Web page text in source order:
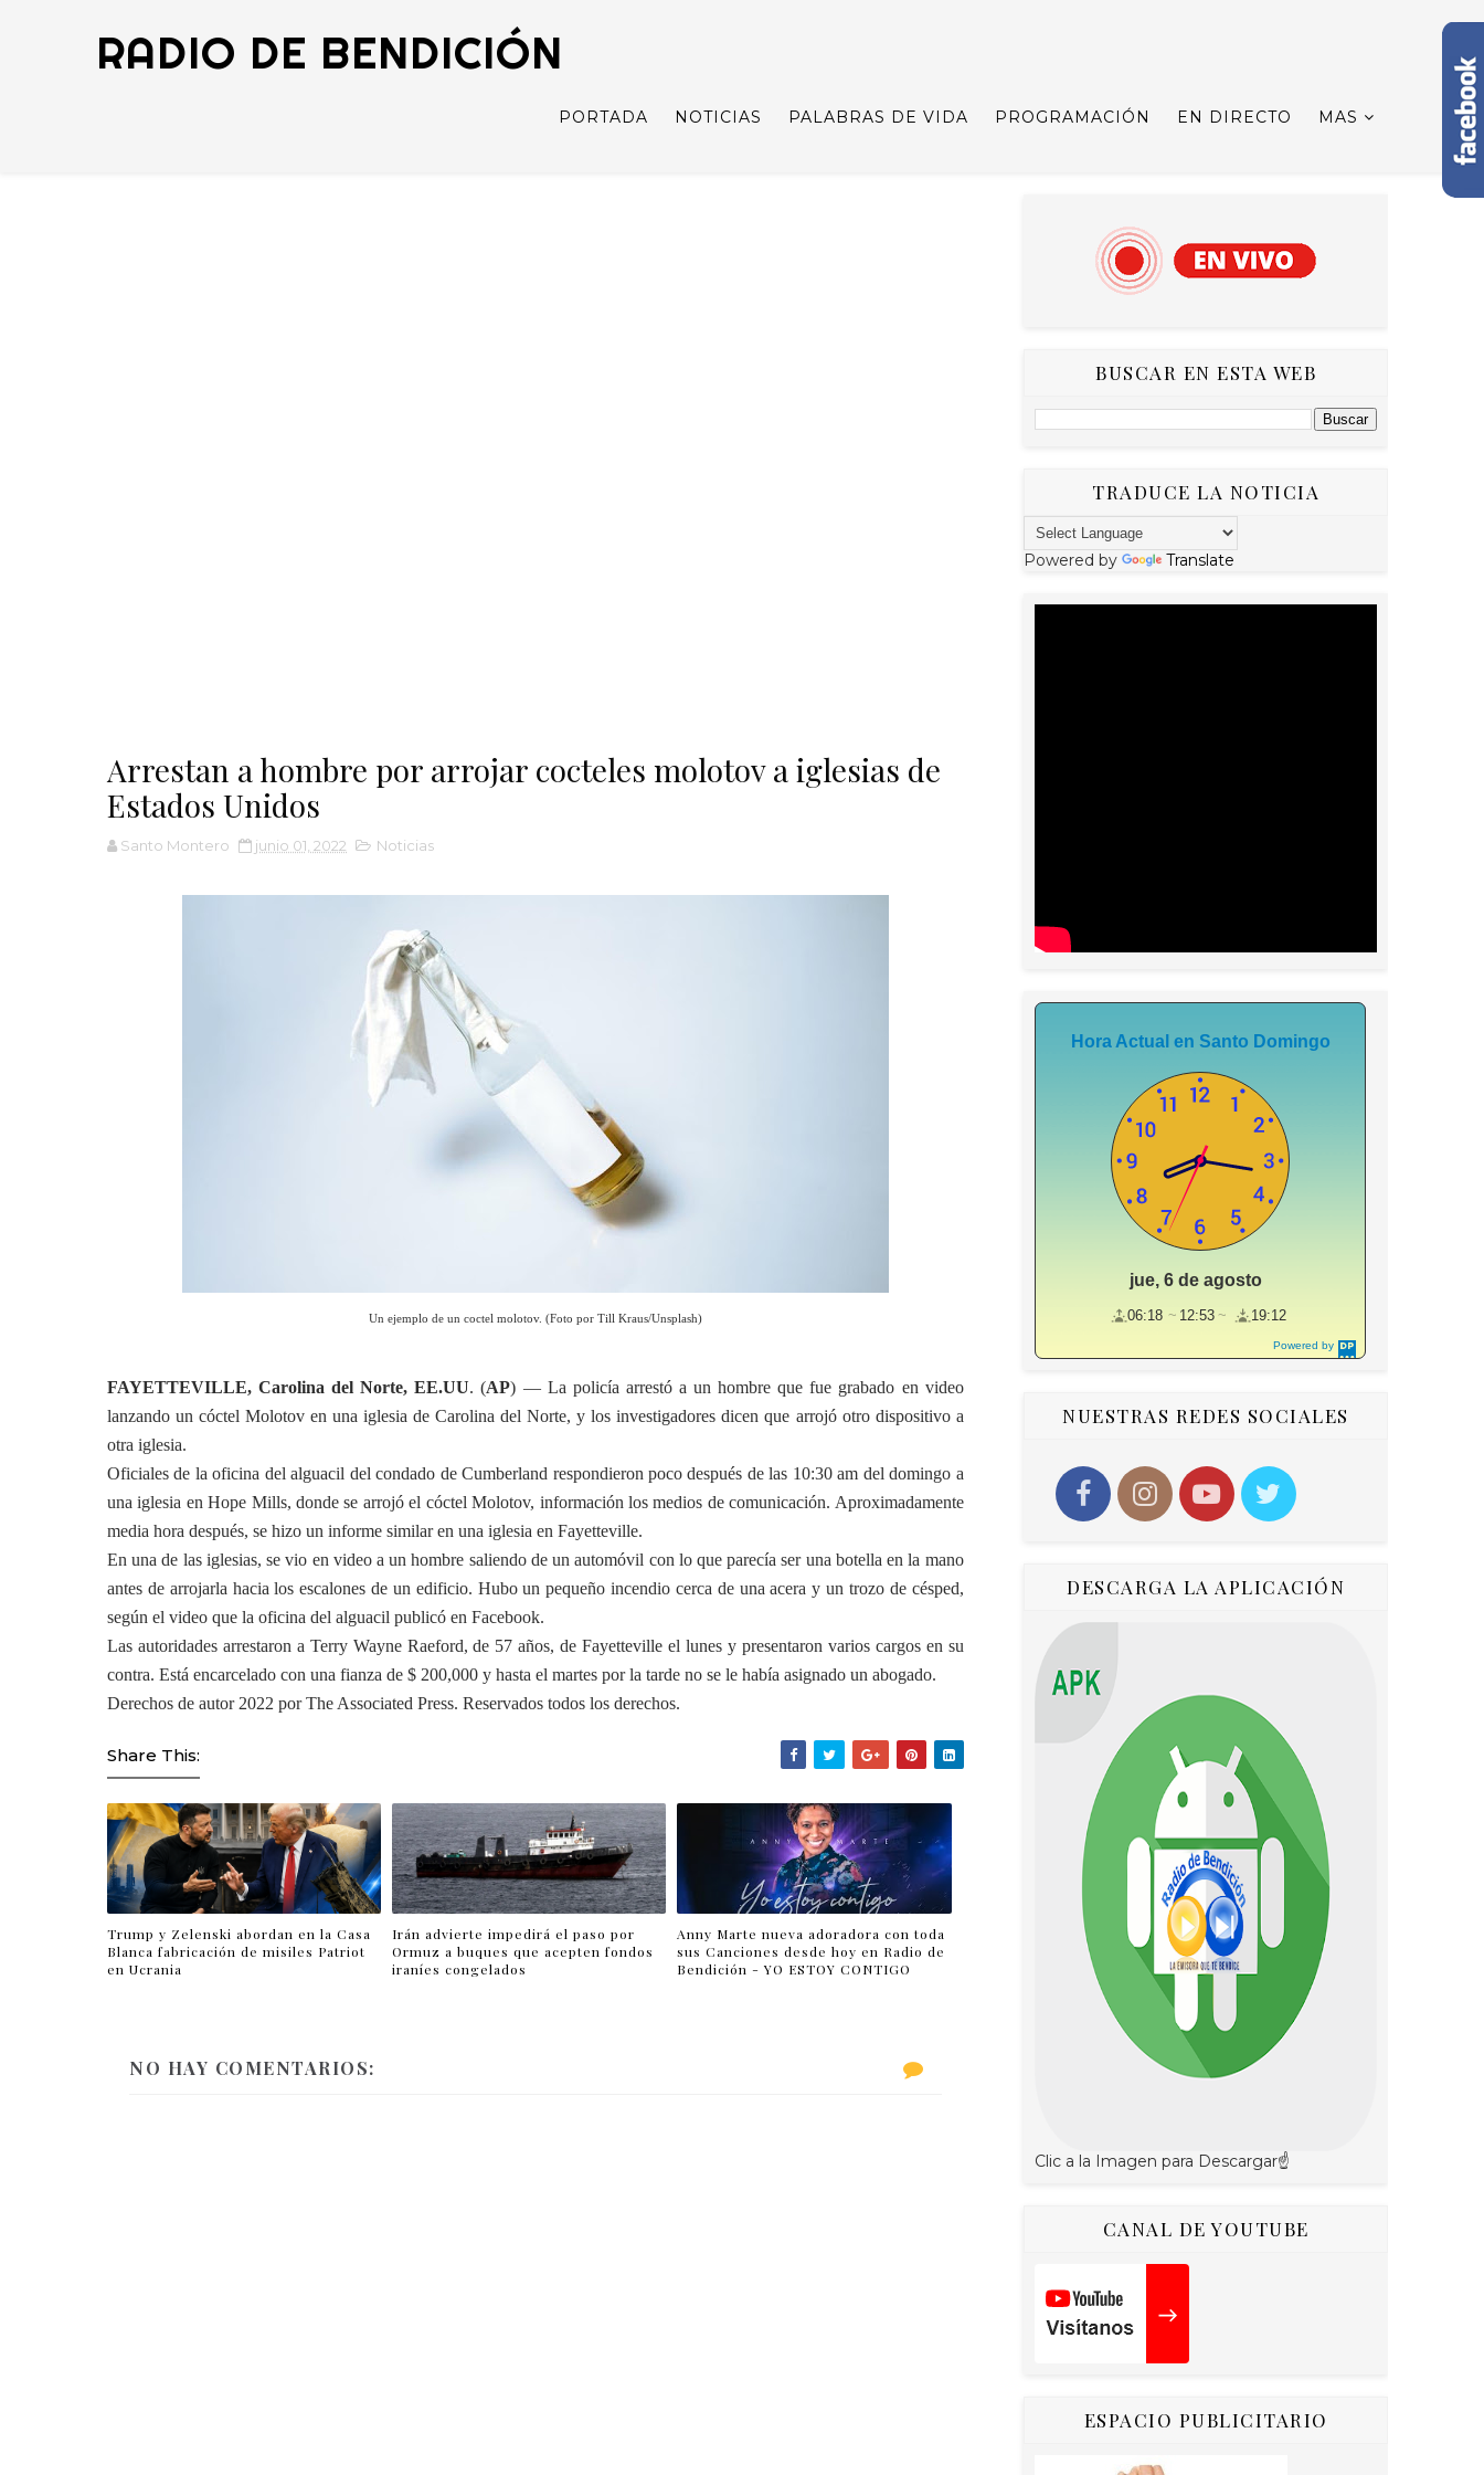
RADIO DE BENDICIÓN
PORTADA NOTICIAS PALABRAS DE VIDA PROGRAMACIÓN EN DIRECTO MAS
Arrestan a hombre por arrojar cocteles molotov a iglesias de
Estados Unidos
Santo Montero junio 01, 2022 Noticias
Un ejemplo de un coctel molotov. (Foto por Till Kraus/Unsplash)
FAYETTEVILLE, Carolina del Norte, EE.UU. (AP) — La policía arrestó a un hombre que fue grabado en video
lanzando un cóctel Molotov en una iglesia de Carolina del Norte, y los investigadores dicen que arrojó otro dispositivo a
otra iglesia.
Oficiales de la oficina del alguacil del condado de Cumberland respondieron poco después de las 10:30 am del domingo a
una iglesia en Hope Mills, donde se arrojó el cóctel Molotov, información los medios de comunicación. Aproximadamente
media hora después, se hizo un informe similar en una iglesia en Fayetteville.
En una de las iglesias, se vio en video a un hombre saliendo de un automóvil con lo que parecía ser una botella en la mano
antes de arrojarla hacia los escalones de un edificio. Hubo un pequeño incendio cerca de una acera y un trozo de césped,
según el video que la oficina del alguacil publicó en Facebook.
Las autoridades arrestaron a Terry Wayne Raeford, de 57 años, de Fayetteville el lunes y presentaron varios cargos en su
contra. Está encarcelado con una fianza de $ 200,000 y hasta el martes por la tarde no se le había asignado un abogado.
Derechos de autor 2022 por The Associated Press. Reservados todos los derechos.
Share This:
Trump y Zelenski abordan en la Casa
Blanca fabricación de misiles Patriot
en Ucrania
Irán advierte impedirá el paso por
Ormuz a buques que acepten fondos
iraníes congelados
Anny Marte nueva adoradora con toda
sus Canciones desde hoy en Radio de
Bendición - YO ESTOY CONTIGO
NO HAY COMENTARIOS:
BUSCAR EN ESTA WEB
TRADUCE LA NOTICIA
Powered by Translate
Powered by
DaysPedia.c
Hora Actual en Santo Domingo
jue, 6 de agosto
06:18 12:53 19:12
NUESTRAS REDES SOCIALES
DESCARGA LA APLICACIÓN
Clic a la Imagen para Descargar☝
CANAL DE YOUTUBE
ESPACIO PUBLICITARIO